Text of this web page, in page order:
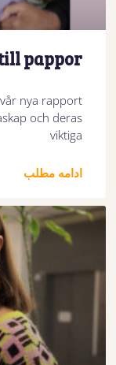
pappor.
nya rapport
och deras
viktiga
ادامه مطلب